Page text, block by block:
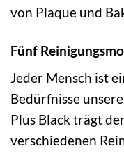
von Plaque und
Fünf
Jeder Mensch ist
Bedürfnisse
Plus Black trägt
verschiedenen